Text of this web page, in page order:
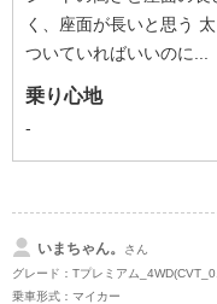
く、座面が長いと思う
ついていればいいのに...
乗り心地
-
いまちゃん。
さん
グレード：Tプレミアム
乗車形式：マイカー